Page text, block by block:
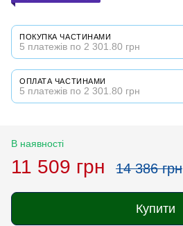
ПОКУПКА ЧАСТИНАМИ
5 платежів по 2 301.80 грн
ОПЛАТА ЧАСТИНАМИ
5 платежів по 2 301.80 грн
В наявності
11 509 грн 14 386 грн
Купити